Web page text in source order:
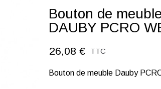
Bouton de
DAUBY PCRO
26,08 € TTC
Bouton de meuble Dauby